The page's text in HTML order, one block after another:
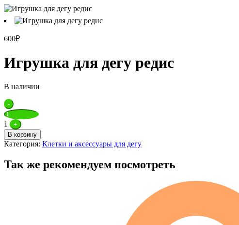
600₽
Игрушка для дегу редис
В наличии
Quantity
-
1
+
В корзину
Категория: Клетки и аксессуары для дегу
Так же рекомендуем посмотреть